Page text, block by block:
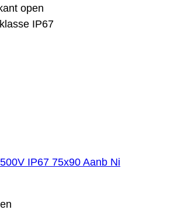
open
IP67
IP67 75x90 Aanb Ni